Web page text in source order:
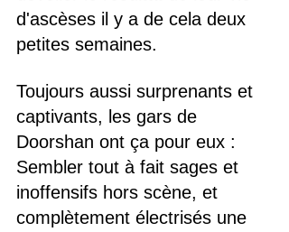
d'ascèses il y a de cela deux
petites semaines.
Toujours aussi surprenants et
captivants, les gars de
Doorshan ont ça pour eux :
Sembler tout à fait sages et
inoffensifs hors scène, et
complètement électrisés une